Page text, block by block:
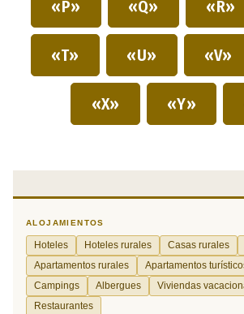
«P» «Q» «R»
«T» «U» «V»
«X» «Y»